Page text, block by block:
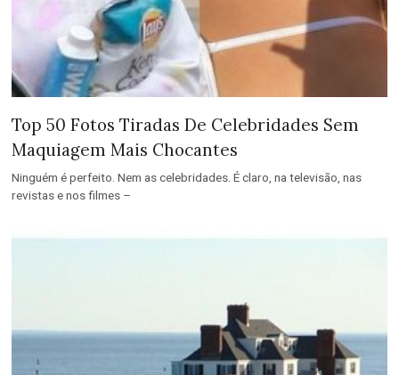
Top 50 Fotos Tiradas De Celebridades Sem
Maquiagem Mais Chocantes
Ninguém é perfeito. Nem as celebridades. É claro, na televisão, nas
revistas e nos filmes –